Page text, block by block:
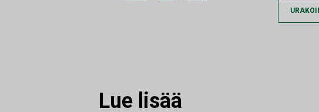
Lue lisää